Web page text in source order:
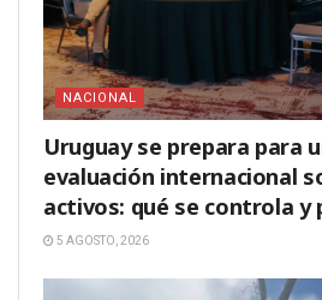
NACIONAL
Uruguay se prepara para
evaluación internacional
activos: qué se controla y
5 AGOSTO, 2026